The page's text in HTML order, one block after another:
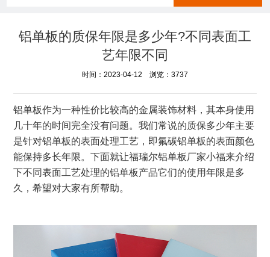
铝单板的质保年限是多少年?不同表面工
艺年限不同
时间：2023-04-12 浏览：3737
铝单板作为一种性价比较高的金属装饰材料，其本身使用
几十年的时间完全没有问题。我们常说的质保多少年主要
是针对铝单板的表面处理工艺，即氟碳铝单板的表面颜色
能保持多长年限。下面就让福瑞尔铝单板厂家小福来介绍
下不同表面工艺处理的铝单板产品它们的使用年限是多
久，希望对大家有所帮助。